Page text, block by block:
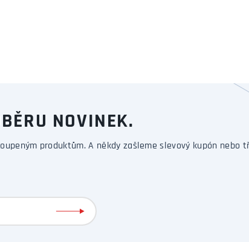
NOVINEK.
produktům. A někdy zašleme slevový kupón